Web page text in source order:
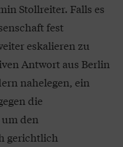
Stollreiter. Falls es
fest
eskalieren zu
Antwort aus Berlin
nahelegen, ein
die
den
gerichtlich